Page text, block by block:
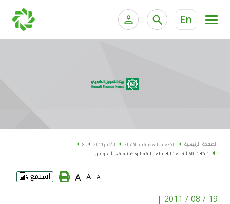
En
الخدمات المصرفية الإلكترونية للشركات
البطاقات
"برامج العملاء"
الصفحة الرئيسية الخدمات المصرفية للأفراد الأخبار2011
8
"بيتك": 60 ألف مشارك بالمسابقة الرمضانية في أسبوعين
A
A
A استمع
19 / 08 / 2011
|